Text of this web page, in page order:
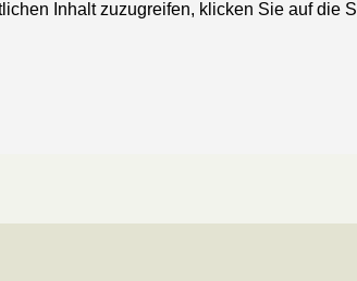
Inhalt zuzugreifen, klicken Sie auf die